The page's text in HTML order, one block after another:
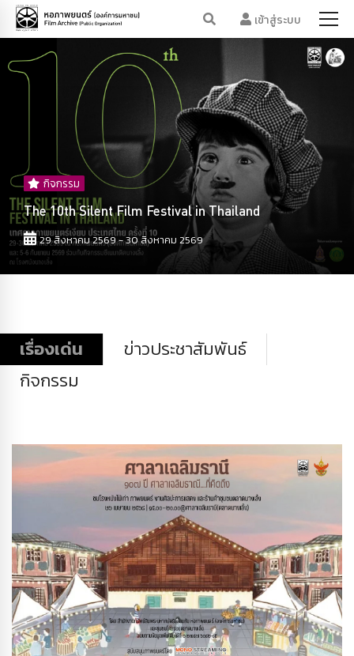
เข้าสู่ระบบ
กิจกรรม
The 10th Silent Film Festival in Thailand
29 สิงหาคม 2569 - 30 สิงหาคม 2569
เรื่องเด่น
ข่าวประชาสัมพันธ์
กิจกรรม